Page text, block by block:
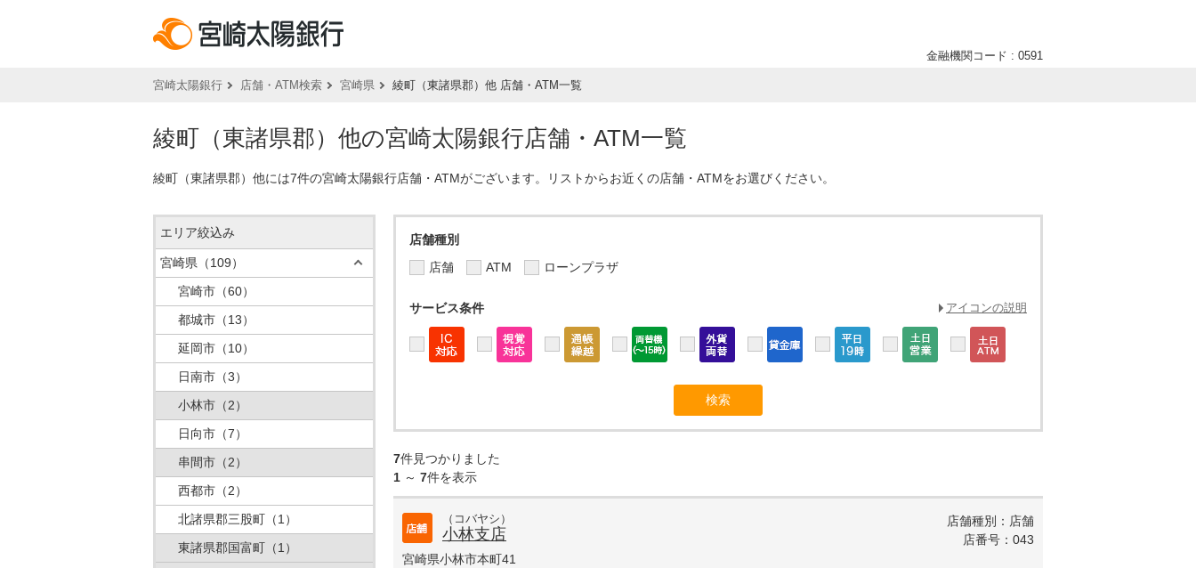
金融機関コード : 0591
宮崎太陽銀行 店舗・ATM検索 宮崎県 綾町（東諸県郡）他 店舗・ATM一覧
綾町（東諸県郡）他の宮崎太陽銀行店舗・ATM一覧
綾町（東諸県郡）他には7件の宮崎太陽銀行店舗・ATMがございます。リストからお近くの店舗・ATMをお選びください。
店舗種別
店舗
ATM ローンプラザ
サービス条件 アイコンの説明
7件見つかりました
1 ～ 7件を表示
（コバヤシ）
小林支店
宮崎県小林市本町41
店舗種別：店舗
店番号：043
エリア絞込み
宮崎県 （109）
宮崎市 （60）
都城市 （13）
延岡市 （10）
日南市 （3）
小林市 （2）
日向市 （7）
串間市 （2）
西都市 （2）
北諸県郡三股町 （1）
東諸県郡国富町 （1）